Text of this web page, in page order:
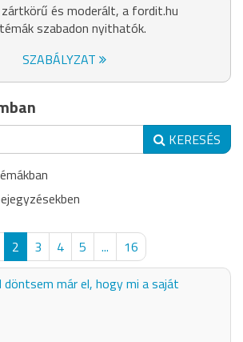
és moderált, a fordit.hu
szabadon nyithatók.
SZABÁLYZAT
KERESÉS
2 3 4 5 ...
16
döntsem már el, hogy mi a saját